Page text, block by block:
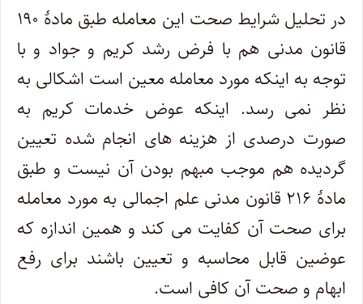
در تحلیل شرایط صحت این معامله طبق مادۀ ۱۹۰
قانون مدنی هم با فرض رشد کریم و جواد و با
توجه به اینکه مورد معامله معین است اشکالی به
نظر نمی رسد. اینکه عوض خدمات کریم به
صورت درصدی از هزینه های انجام شده تعیین
گردیده هم موجب مبهم بودن آن نیست و طبق
مادۀ ۲۱۶ قانون مدنی علم اجمالی به مورد معامله
برای صحت آن کفایت می کند و همین اندازه که
عوضین قابل محاسبه و تعیین باشند برای رفع
ابهام و صحت آن کافی است.